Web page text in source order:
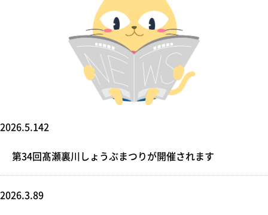
2026.5.142
第34回髙瀬裏川しょうぶまつりが開催されます
2026.3.89